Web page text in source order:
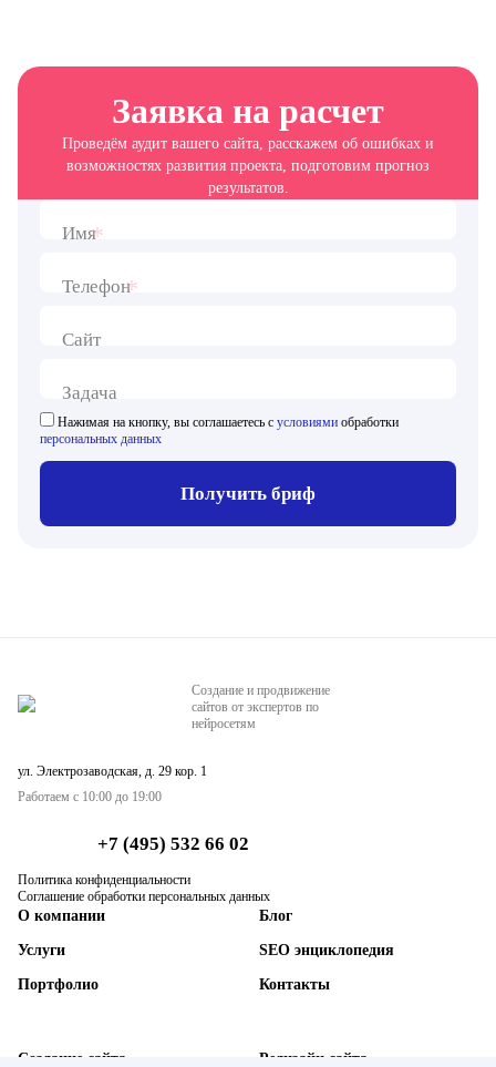
Заявка на расчет
Проведём аудит вашего сайта, расскажем об ошибках и
возможностях развития проекта, подготовим прогноз
результатов.
Имя*
Телефон*
Сайт
Задача
Нажимая на кнопку, вы соглашаетесь с условиями обработки
персональных данных
Получить бриф
Создание и продвижение
сайтов от экспертов по
нейросетям
ул. Электрозаводская, д. 29 кор. 1
Работаем с 10:00 до 19:00
+7 (495) 532 66 02
Политика конфиденциальности
Соглашение обработки персональных данных
О компании
Услуги
Портфолио
Блог
SEO энциклопедия
Контакты
Создание сайта Редизайн сайта